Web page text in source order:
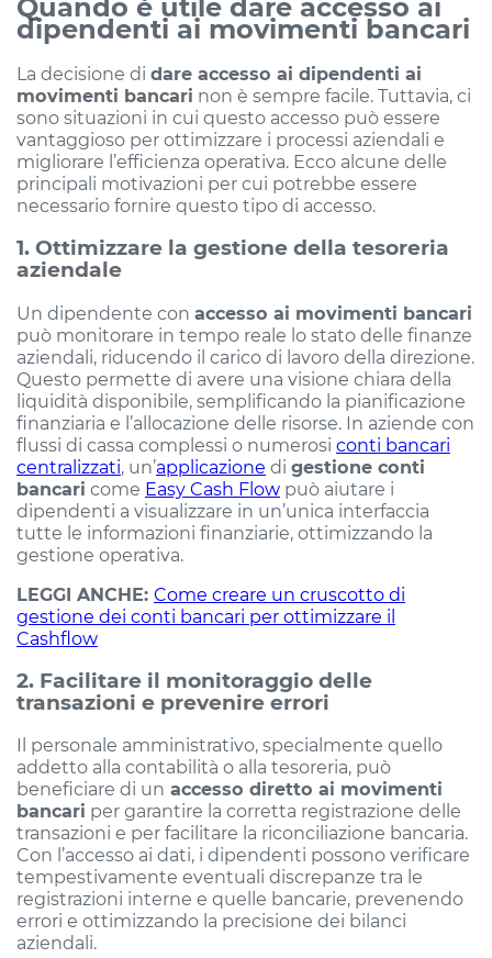
Quando è utile dare accesso ai
dipendenti ai movimenti bancari
La decisione di dare accesso ai dipendenti ai
movimenti bancari non è sempre facile. Tuttavia, ci
sono situazioni in cui questo accesso può essere
vantaggioso per ottimizzare i processi aziendali e
migliorare l’efficienza operativa. Ecco alcune delle
principali motivazioni per cui potrebbe essere
necessario fornire questo tipo di accesso.
1. Ottimizzare la gestione della tesoreria
aziendale
Un dipendente con accesso ai movimenti bancari
può monitorare in tempo reale lo stato delle finanze
aziendali, riducendo il carico di lavoro della direzione.
Questo permette di avere una visione chiara della
liquidità disponibile, semplificando la pianificazione
finanziaria e l’allocazione delle risorse. In aziende con
flussi di cassa complessi o numerosi conti bancari
centralizzati, un’applicazione di gestione conti
bancari come Easy Cash Flow può aiutare i
dipendenti a visualizzare in un’unica interfaccia
tutte le informazioni finanziarie, ottimizzando la
gestione operativa.
LEGGI ANCHE: Come creare un cruscotto di
gestione dei conti bancari per ottimizzare il
Cashflow
2. Facilitare il monitoraggio delle
transazioni e prevenire errori
Il personale amministrativo, specialmente quello
addetto alla contabilità o alla tesoreria, può
beneficiare di un accesso diretto ai movimenti
bancari per garantire la corretta registrazione delle
transazioni e per facilitare la riconciliazione bancaria.
Con l’accesso ai dati, i dipendenti possono verificare
tempestivamente eventuali discrepanze tra le
registrazioni interne e quelle bancarie, prevenendo
errori e ottimizzando la precisione dei bilanci
aziendali.